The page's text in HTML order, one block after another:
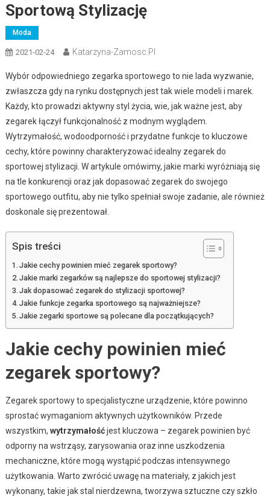
Sportową Stylizację
Moda
2021-02-24 Katarzyna-Zamosc.pl
Wybór odpowiedniego zegarka sportowego to nie lada wyzwanie,
zwłaszcza gdy na rynku dostępnych jest tak wiele modeli i marek.
Każdy, kto prowadzi aktywny styl życia, wie, jak ważne jest, aby
zegarek łączył funkcjonalność z modnym wyglądem.
Wytrzymałość, wodoodporność i przydatne funkcje to kluczowe
cechy, które powinny charakteryzować idealny zegarek do
sportowej stylizacji. W artykule omówimy, jakie marki wyróżniają się
na tle konkurencji oraz jak dopasować zegarek do swojego
sportowego outfitu, aby nie tylko spełniał swoje zadanie, ale również
doskonale się prezentował.
Spis treści
Jakie cechy powinien mieć zegarek sportowy?
Jakie marki zegarków są najlepsze do sportowej stylizacji?
Jak dopasować zegarek do stylizacji sportowej?
Jakie funkcje zegarka sportowego są najważniejsze?
Jakie zegarki sportowe są polecane dla początkujących?
Jakie cechy powinien mieć
zegarek sportowy?
Zegarek sportowy to specjalistyczne urządzenie, które powinno
sprostać wymaganiom aktywnych użytkowników. Przede
wszystkim, wytrzymałośćjest kluczowa – zegarek powinien być
odporny na wstrząsy, zarysowania oraz inne uszkodzenia
mechaniczne, które mogą wystąpić podczas intensywnego
użytkowania. Warto zwrócić uwagę na materiały, z jakich jest
wykonany, takie jak stal nierdzewna, tworzywa sztuczne czy szkło